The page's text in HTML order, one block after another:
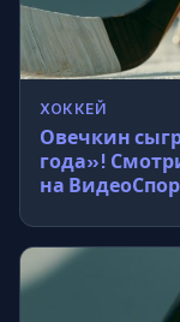
ХОККЕЙ
Овечкин
года»!
на